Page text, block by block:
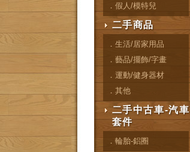
．假人/模特兒
二手商品
．生活/居家用品
．藝品/擺飾/字畫
．運動/健身器材
．其他
二手中古車-汽車
套件
．輪胎-鋁圈